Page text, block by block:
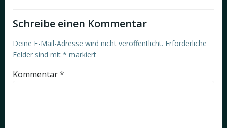
Schreibe einen Kommentar
Deine E-Mail-Adresse wird nicht veröffentlicht. Erforderliche
Felder sind mit * markiert
Kommentar*